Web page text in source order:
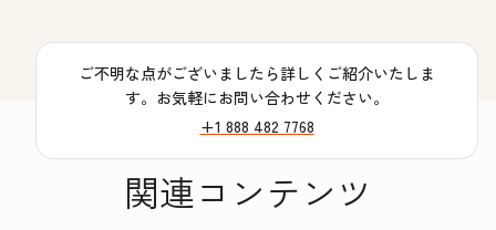
ご不明な点がございましたら詳しくご紹介いたしま
す。お気軽にお問い合わせください。
+1 888 482 7768
関連コンテンツ